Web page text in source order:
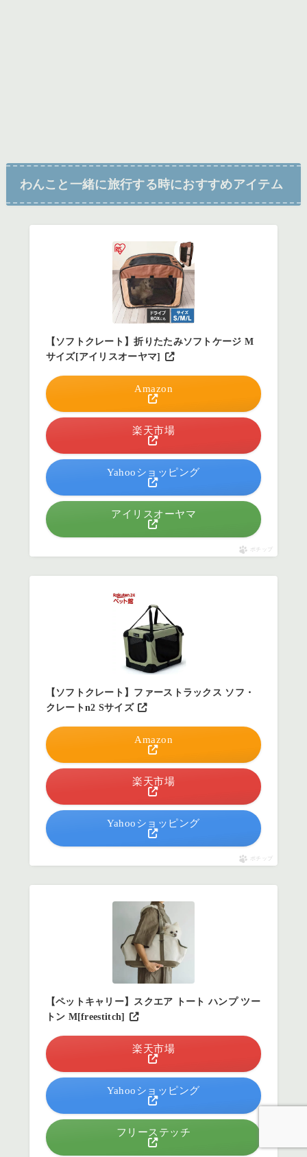
わんこと一緒に旅行する時におすすめアイテム
【ソフトクレート】折りたたみソフトケージ M
サイズ[アイリスオーヤマ]
Amazon
楽天市場
Yahooショッピング
アイリスオーヤマ
ポチップ
【ソフトクレート】ファーストラックス ソフ・
クレートn2 Sサイズ
Amazon
楽天市場
Yahooショッピング
ポチップ
【ペットキャリー】スクエア トート ハンプ ツー
トン M[freestitch]
楽天市場
Yahooショッピング
フリーステッチ